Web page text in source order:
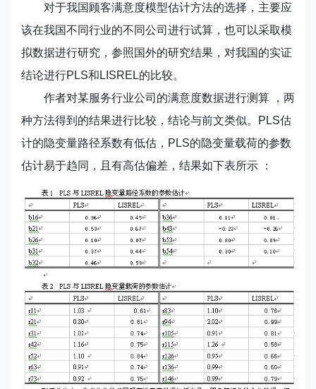
对于我国顾客满意度模型估计方法的选择，主要应
该在我国不同行业的不同公司进行试算，也可以采取模
拟数据进行研究，参照国外的研究结果，对我国的实证
结论进行PLS和LISREL的比较。
作者对某服务行业公司的满意度数据进行测算 ，两
种方法得到的结果进行比较，结论与前文类似。PLS估
计的隐变量路径系数有低估，PLS的隐变量载荷的参数
估计易于趋同，且有高估偏差，结果如下表所示 ：